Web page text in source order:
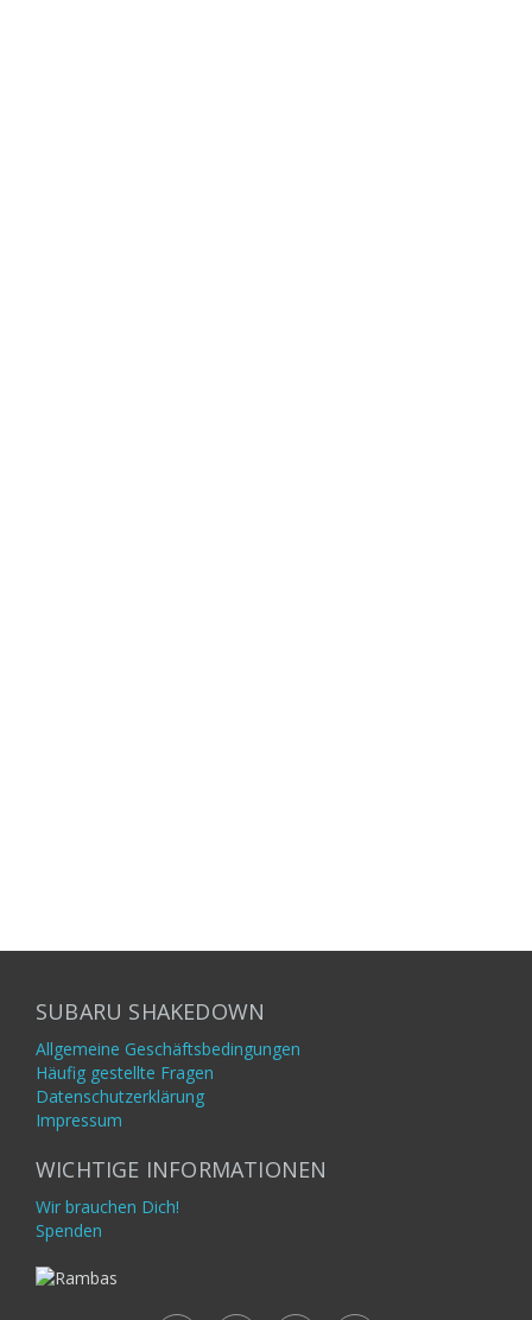
SUBARU SHAKEDOWN
Allgemeine Geschäftsbedingungen
Häufig gestellte Fragen
Datenschutzerklärung
Impressum
WICHTIGE INFORMATIONEN
Wir brauchen Dich!
Spenden